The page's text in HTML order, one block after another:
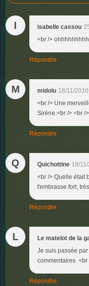
I isabelle cassou
<br />
Répondre
M midolu 18/11/
<br /> Une
Sirène.<br /> <br /
Répondre
Q Quichottine 18/
<br /> Quelle était
t'embrasse fort,
Répondre
L Le matelot de la
Je suis passée
commentaires <br
Répondre